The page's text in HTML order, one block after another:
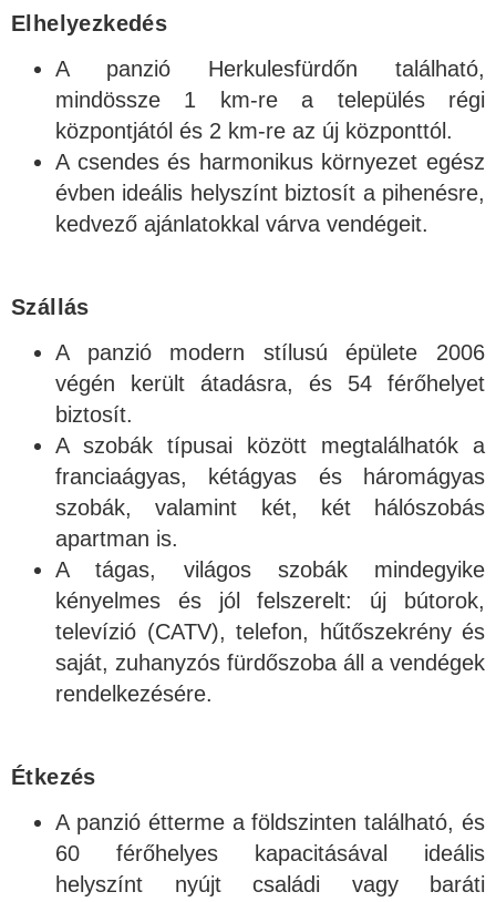
Elhelyezkedés
A panzió Herkulesfürdőn található,
mindössze 1 km-re a település régi
központjától és 2 km-re az új központtól.
A csendes és harmonikus környezet egész
évben ideális helyszínt biztosít a pihenésre,
kedvező ajánlatokkal várva vendégeit.
Szállás
A panzió modern stílusú épülete 2006
végén került átadásra, és 54 férőhelyet
biztosít.
A szobák típusai között megtalálhatók a
franciaágyas, kétágyas és háromágyas
szobák, valamint két, két hálószobás
apartman is.
A tágas, világos szobák mindegyike
kényelmes és jól felszerelt: új bútorok,
televízió (CATV), telefon, hűtőszekrény és
saját, zuhanyzós fürdőszoba áll a vendégek
rendelkezésére.
Étkezés
A panzió étterme a földszinten található, és
60 férőhelyes kapacitásával ideális
helyszínt nyújt családi vagy baráti